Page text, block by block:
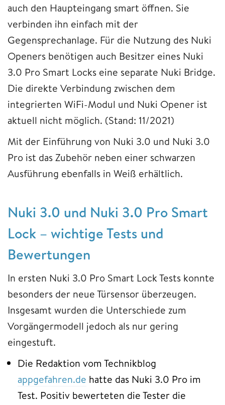
auch den Haupteingang smart öffnen. Sie
verbinden ihn einfach mit der
Gegensprechanlage. Für die Nutzung des Nuki
Openers benötigen auch Besitzer eines Nuki
3.0 Pro Smart Locks eine separate Nuki Bridge.
Die direkte Verbindung zwischen dem
integrierten WiFi-Modul und Nuki Opener ist
aktuell nicht möglich. (Stand: 11/2021)
Mit der Einführung von Nuki 3.0 und Nuki 3.0
Pro ist das Zubehör neben einer schwarzen
Ausführung ebenfalls in Weiß erhältlich.
Nuki 3.0 und Nuki 3.0 Pro Smart
Lock – wichtige Tests und
Bewertungen
In ersten Nuki 3.0 Pro Smart Lock Tests konnte
besonders der neue Türsensor überzeugen.
Insgesamt wurden die Unterschiede zum
Vorgängermodell jedoch als nur gering
eingestuft.
Die Redaktion vom Technikblog
appgefahren.de hatte das Nuki 3.0 Pro im
Test. Positiv bewerteten die Tester die